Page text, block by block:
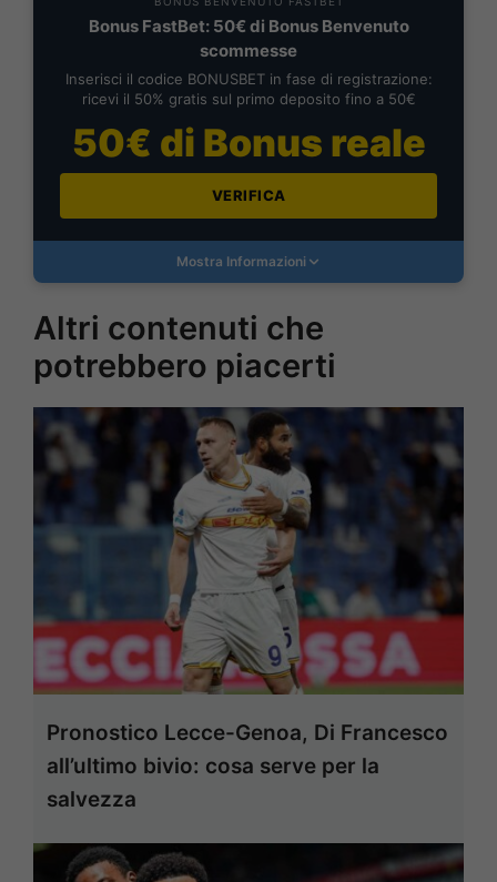
Bonus FastBet: 50€ di Bonus Benvenuto
scommesse
Inserisci il codice BONUSBET in fase di registrazione:
ricevi il 50% gratis sul primo deposito fino a 50€
50€ di Bonus reale
VERIFICA
Mostra Informazioni
Altri contenuti che
potrebbero piacerti
Pronostico Lecce-Genoa, Di Francesco
all’ultimo bivio: cosa serve per la
salvezza